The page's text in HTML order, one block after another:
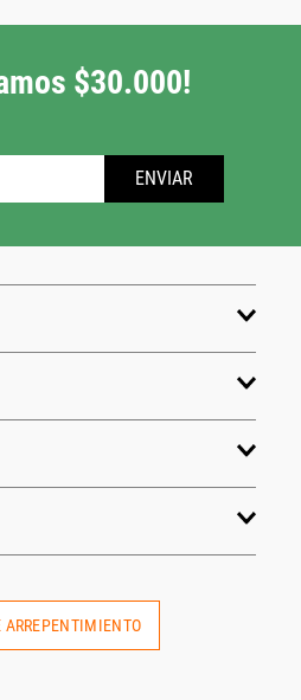
$30.000!
ENVIAR
ARREPENTIMIENTO